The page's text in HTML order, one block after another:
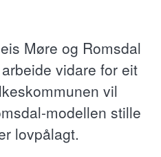
Møre og Romsdal
vidare for eit
vil
modellen stille
lovpålagt.